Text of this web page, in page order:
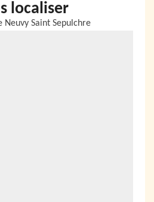
localiser
Neuvy Saint Sepulchre